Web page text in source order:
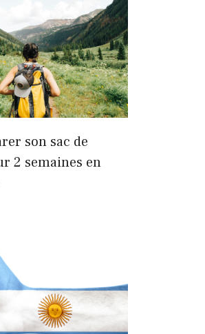
son sac de
2 semaines en